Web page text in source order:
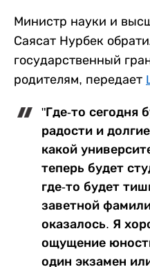
Министр науки и
Саясат Нурбек
государственный
родителям, передает
"Где-то сегодня
радости и
какой
теперь будет
где-то будет
заветной
оказалось. Я
ощущение
один экзамен